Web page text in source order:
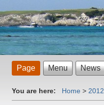
Page Menu News
You are here: Home > 2012